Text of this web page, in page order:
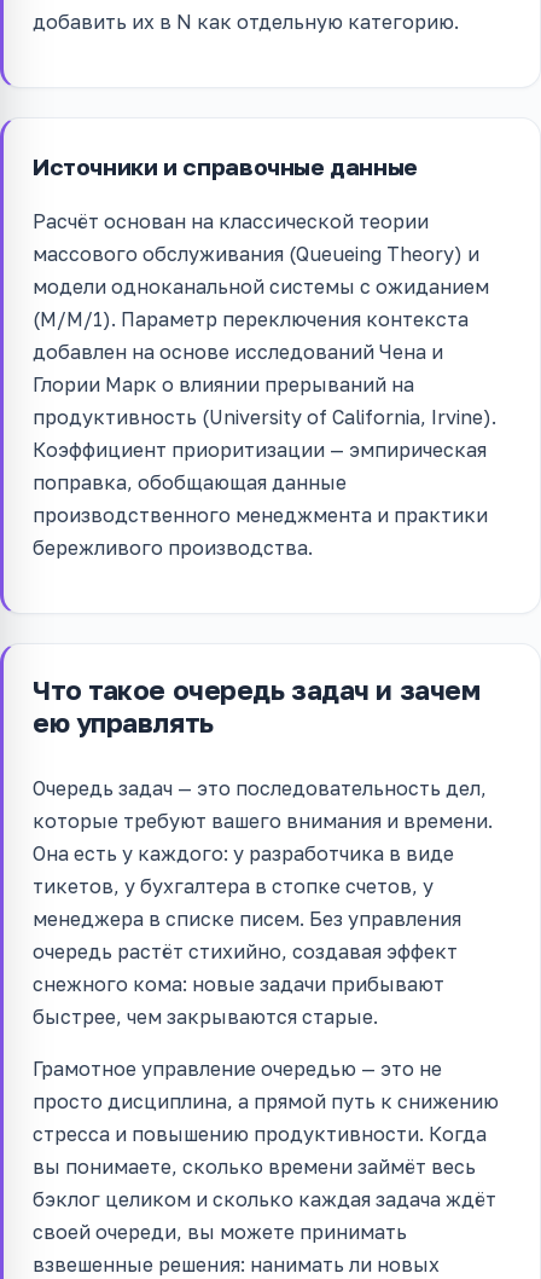
добавить их в N как отдельную категорию.
Источники и справочные данные
Расчёт основан на классической теории
массового обслуживания (Queueing Theory) и
модели одноканальной системы с ожиданием
(M/M/1). Параметр переключения контекста
добавлен на основе исследований Чена и
Глории Марк о влиянии прерываний на
продуктивность (University of California, Irvine).
Коэффициент приоритизации — эмпирическая
поправка, обобщающая данные
производственного менеджмента и практики
бережливого производства.
Что такое очередь задач и зачем
ею управлять
Очередь задач — это последовательность дел,
которые требуют вашего внимания и времени.
Она есть у каждого: у разработчика в виде
тикетов, у бухгалтера в стопке счетов, у
менеджера в списке писем. Без управления
очередь растёт стихийно, создавая эффект
снежного кома: новые задачи прибывают
быстрее, чем закрываются старые.
Грамотное управление очередью — это не
просто дисциплина, а прямой путь к снижению
стресса и повышению продуктивности. Когда
вы понимаете, сколько времени займёт весь
бэклог целиком и сколько каждая задача ждёт
своей очереди, вы можете принимать
взвешенные решения: нанимать ли новых